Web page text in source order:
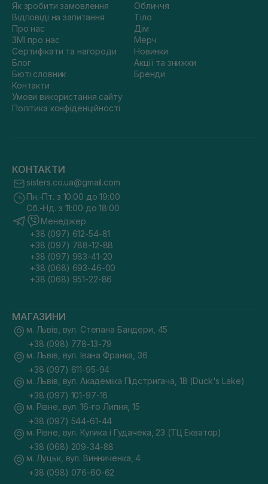
Як зробити замовлення
Відповіді на запитання
Про нас
ЗМІ про нас
Сертифікати та нагороди
Блог
Бюті словник
Контакти
Умови використання сайту
Політика конфіденційності
Обличчя
Тіло
Дім
Мерч
Новинки
Акції та знижки
Бренди
КОНТАКТИ
sisters.co.ua@gmail.com
Пн.-Пт. з 10:00 до 19:00
Сб.-Нд. з 11:00 до 18:00
Менеджер
+38 (097) 612-54-81
+38 (097) 788-12-88
+38 (097) 983-41-20
+38 (068) 693-46-00
+38 (068) 951-22-86
МАГАЗИНИ
м. Львів, вул. Степана Бандери, 45
+38 (098) 778-13-79
м. Львів, вул. Івана Франка, 36
+38 (097) 611-95-94
м. Львів, вул. Академіка Підстригача, 1В (Duck's Lake)
+38 (097) 101-97-16
м. Рівне, вул. 16-го Липня, 15
+38 (097) 544-61-44
м. Рівне, вул. Кулика і Гудачека, 23 (ТЦ Екватор)
+38 (068) 209-34-88
м. Луцьк, вул. Винниченка, 4
+38 (098) 076-60-62